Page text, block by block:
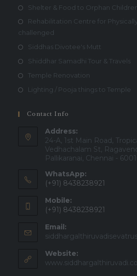
Shelter & Food to Orphan
Rehabilitation Centre for
challenged
Siddhas Divotee's Mutt
Shiddhar Samadhi Tour & Travels
Temple Renovation
Lighting / Pooja things to Temple
Contact Info
Address:
24-A, 1st Main Road,
Vedhachalam St,
Pallikaranai, Chennai -
WhatsApp:
(+91) 8438238921
Mobile:
(+91) 8438238921
Email:
Website: